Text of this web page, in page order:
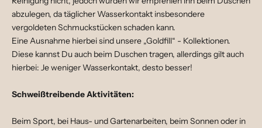
abzulegen, da täglicher Wasserkontakt insbesondere
vergoldeten Schmuckstücken schaden kann.
Eine Ausnahme hierbei sind unsere „Goldfill“ - Kollektionen.
Diese kannst Du auch beim Duschen tragen, allerdings gilt auch
hierbei: Je weniger Wasserkontakt, desto besser!
Schweißtreibende Aktivitäten:
Beim Sport, bei Haus- und Gartenarbeiten, beim Sonnen oder in